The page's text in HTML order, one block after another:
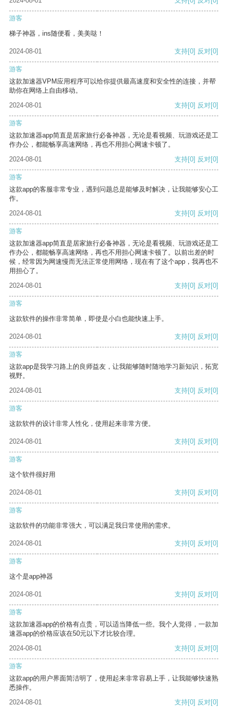
游客
梯子神器，ins随便看，美美哒！
2024-08-01 支持[0] 反对[0]
游客
这款加速器VPM应用程序可以给你提供最高速度和安全性的连接，并帮
助你在网络上自由移动。
2024-08-01
支持[0] 反对[0]
游客
这款加速器app简直是居家旅行必备神器，无论是看视频、玩游戏还是工
作办公，都能畅享高速网络，再也不用担心网速卡顿了。
2024-08-01
支持[0] 反对[0]
游客
这款app的客服非常专业，遇到问题总是能够及时解决，让我能够安心工
作。
2024-08-01
支持[0] 反对[0]
游客
这款加速器app简直是居家旅行必备神器，无论是看视频、玩游戏还是工
作办公，都能畅享高速网络，再也不用担心网速卡顿了。以前出差的时
候，经常因为网速慢而无法正常使用网络，现在有了这个app，我再也不
用担心了。
2024-08-01
支持[0] 反对[0]
游客
这款软件的操作非常简单，即使是小白也能快速上手。
2024-08-01 支持[0] 反对[0]
游客
这款app是我学习路上的良师益友，让我能够随时随地学习新知识，拓宽
视野。
2024-08-01
支持[0] 反对[0]
游客
这款软件的设计非常人性化，使用起来非常方便。
2024-08-01 支持[0] 反对[0]
游客
这个软件很好用
2024-08-01 支持[0] 反对[0]
游客
这款软件的功能非常强大，可以满足我日常使用的需求。
2024-08-01 支持[0] 反对[0]
游客
这个是app神器
2024-08-01 支持[0] 反对[0]
游客
这款加速器app的价格有点贵，可以适当降低一些。我个人觉得，一款加
速器app的价格应该在50元以下才比较合理。
2024-08-01
支持[0] 反对[0]
游客
这款app的用户界面简洁明了，使用起来非常容易上手，让我能够快速熟
悉操作。
2024-08-01
支持[0] 反对[0]